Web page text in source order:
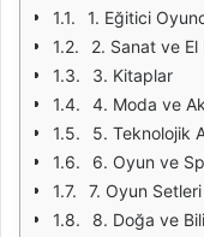
1. Eğitici
2. Sanat ve
3. Kitaplar
4. Moda ve
5. Teknolojik
6. Oyun ve
7. Oyun Setleri
8. Doğa ve